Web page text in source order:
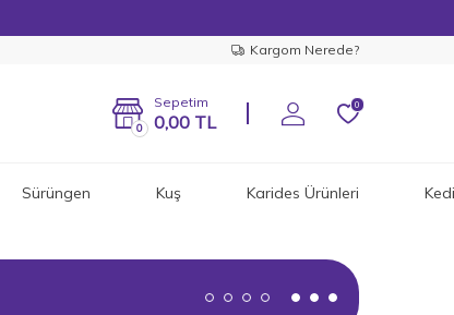
Kargom Nerede?
0
Sepetim
0,00 TL
0
Sürüngen Kuş Karides Ürünleri Kedi